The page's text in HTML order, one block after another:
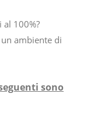
100%?
ambiente di
sono